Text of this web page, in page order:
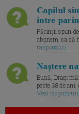
Copilul
intre
Părinții spun
abținem, ca să
raspunsuri
Naștere
Bună, Dragi
peste 38 de
Vezi raspunsuri